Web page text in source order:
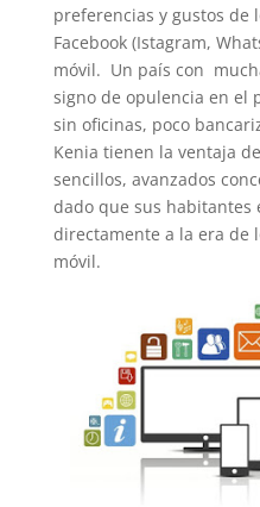
preferencias y gustos de
Facebook (Istagram,
móvil. Un país con
signo de opulencia en el
sin oficinas, poco
Kenia tienen la ventaja
sencillos, avanzados
dado que sus habitantes
directamente a la era de
móvil.